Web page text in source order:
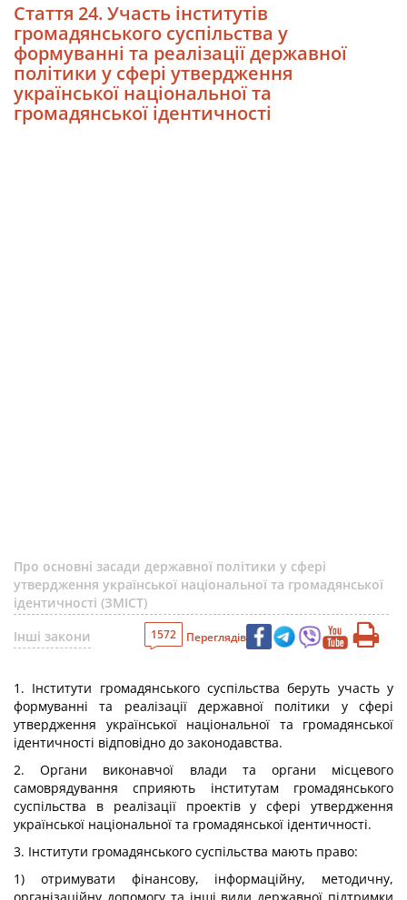
Стаття 24. Участь інститутів
громадянського суспільства у
формуванні та реалізації державної
політики у сфері утвердження
української національної та
громадянської ідентичності
Про основні засади державної політики у сфері
утвердження української національної та громадянської
ідентичності (ЗМІСТ)
Інші закони
1572 Переглядів
1. Інститути громадянського суспільства беруть участь у
формуванні та реалізації державної політики у сфері
утвердження української національної та громадянської
ідентичності відповідно до законодавства.
2. Органи виконавчої влади та органи місцевого
самоврядування сприяють інститутам громадянського
суспільства в реалізації проектів у сфері утвердження
української національної та громадянської ідентичності.
3. Інститути громадянського суспільства мають право:
1) отримувати фінансову, інформаційну, методичну,